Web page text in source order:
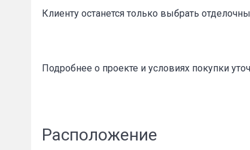
Клиенту останется только выбрать
Подробнее о проекте и условиях покупки
Расположение